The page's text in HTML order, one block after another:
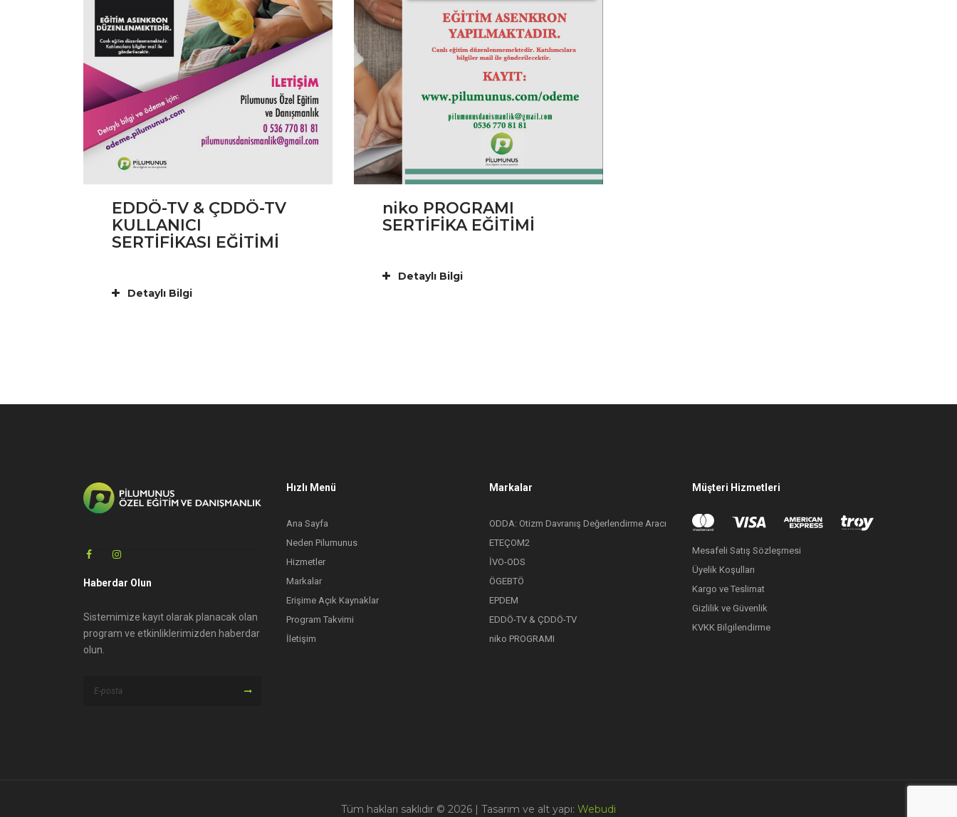
EDDÖ-TV & ÇDDÖ-TV
KULLANICI
SERTİFİKASI EĞİTİMİ
Detaylı Bilgi
niko PROGRAMI
SERTİFİKA EĞİTİMİ
Detaylı Bilgi
Haberdar Olun
Sistemimize kayıt olarak planacak olan
program ve etkinliklerimizden haberdar
olun.
Hızlı Menü
Ana Sayfa
Neden Pilumunus
Hizmetler
Markalar
Erişime Açık Kaynaklar
Program Takvimi
İletişim
Markalar
ODDA: Otizm Davranış Değerlendirme Aracı
ETEÇOM2
İVO-ODS
ÖGEBTÖ
EPDEM
EDDÖ-TV & ÇDDÖ-TV
niko PROGRAMI
Müşteri Hizmetleri
Mesafeli Satış Sözleşmesi
Üyelik Koşulları
Kargo ve Teslimat
Gizlilik ve Güvenlik
KVKK Bilgilendirme
Tüm hakları saklıdır © 2026 | Tasarım ve alt yapı: Webudi